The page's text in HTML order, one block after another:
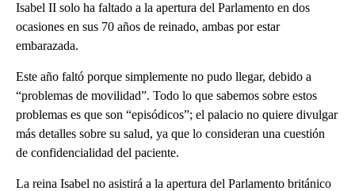
Isabel II solo ha faltado a la apertura del Parlamento en dos
ocasiones en sus 70 años de reinado, ambas por estar
embarazada.
Este año faltó porque simplemente no pudo llegar, debido a
“problemas de movilidad”. Todo lo que sabemos sobre estos
problemas es que son “episódicos”; el palacio no quiere divulgar
más detalles sobre su salud, ya que lo consideran una cuestión
de confidencialidad del paciente.
La reina Isabel no asistirá a la apertura del Parlamento británico